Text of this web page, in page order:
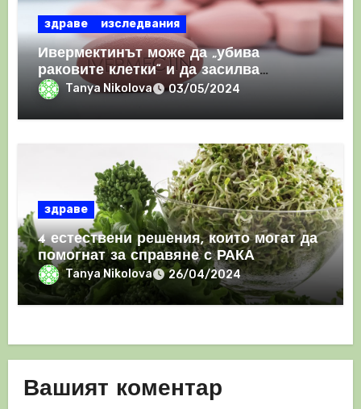
здраве изследвания
Ивермектинът може да „убива
раковите клетки“ и да засилва
имунния отговор
Tanya Nikolova 03/05/2024
здраве
4 естествени решения, които могат да
помогнат за справяне с РАКА
Tanya Nikolova 26/04/2024
Вашият коментар